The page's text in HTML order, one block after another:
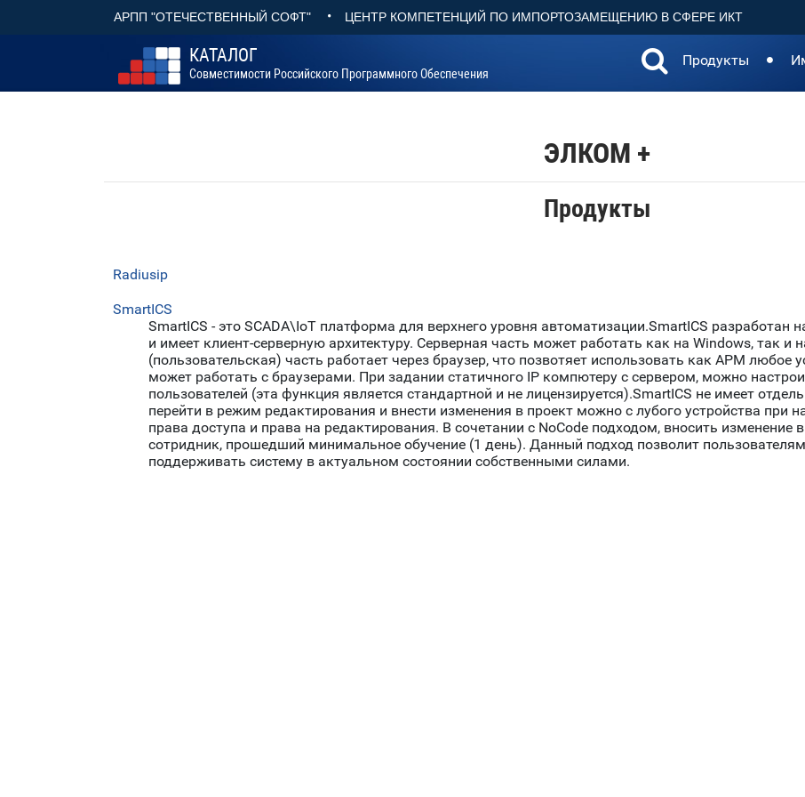
АРПП "ОТЕЧЕСТВЕННЫЙ СОФТ" • ЦЕНТР КОМПЕТЕНЦИЙ ПО ИМПОРТОЗАМЕЩЕНИЮ В СФЕРЕ ИКТ
КАТАЛОГ
Совместимости Российского Программного Обеспечения
Продукты
ЭЛКОМ +
Продукты
Radiusip
SmartICS
SmartICS - это SCADA\IoT платформа для верхнего уровня автоматизации.SmartICS разработан
и имеет клиент-серверную архитектуру. Серверная часть может работать как на Windows, так и
(пользовательская) часть работает через браузер, что позвотяет использовать как АРМ любое
может работать с браузерами. При задании статичного IP компютеру с сервером, можно
пользователей (эта функция является стандартной и не лицензируется).SmartICS не имеет
перейти в режим редактирования и внести изменения в проект можно с лубого устройства при
права доступа и права на редактирования. В сочетании с NoCode подходом, вносить изменение
сотридник, прошедший минимальное обучение (1 день). Данный подход позволит
поддерживать систему в актуальном состоянии собственными силами.